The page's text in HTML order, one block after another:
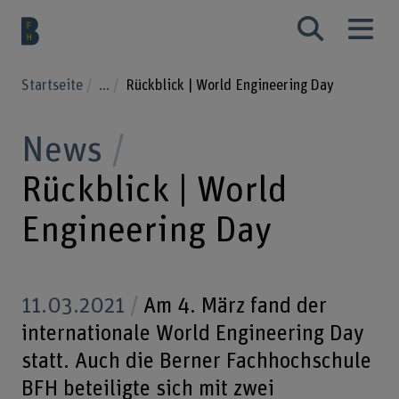
Startseite ... Rückblick | World Engineering Day
News
Rückblick | World
Engineering Day
11.03.2021
Am 4. März fand der
internationale World Engineering Day
statt. Auch die Berner Fachhochschule
BFH beteiligte sich mit zwei